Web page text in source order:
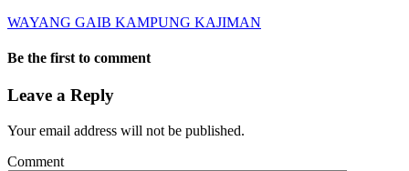
WAYANG GAIB KAMPUNG KAJIMAN
Be the first to comment
Leave a Reply
Your email address will not be published.
Comment